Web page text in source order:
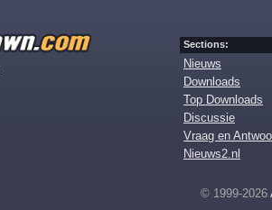
Sections:
Nieuws
Downloads
Top Downloads
Discussie
Vraag en
Nieuws2.nl
© 1999-2026